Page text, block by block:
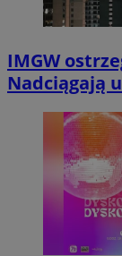
IMGW
Nadciągają